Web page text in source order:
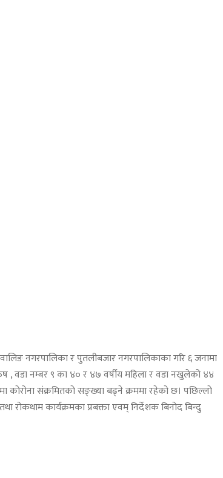
नगरपालिका र पुतलीबजार नगरपालिकाका गरि ६ जनामा
, वडा नम्बर ९ का ४० र ४७ वर्षीय महिला र वडा नखुलेको ४४
कोरोना संक्रमितको सङ्ख्या बढ्ने क्रममा रहेको छ। पछिल्लो
रोकथाम कार्यक्रमका प्रबक्ता एवम् निर्देशक बिनोद बिन्दु